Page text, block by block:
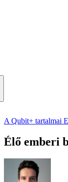
A Qubit+ tartalmai
Élő emberi